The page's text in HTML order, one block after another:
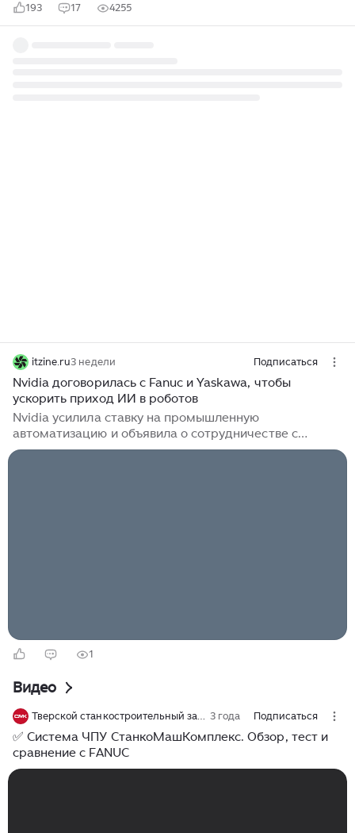
193 17 4255
itzine.ru3 недели Подписаться
Nvidia договорилась с Fanuc и Yaskawa, чтобы
ускорить приход ИИ в роботов
Nvidia усилила ставку на промышленную
автоматизацию и объявила о сотрудничестве с
японскими робототехническими компаниями,
1
Видео
Тверской станкостроительный завод - станки с ЧПУ 3 года Подписаться
✅ Система ЧПУ СтанкоМашКомплекс. Обзор, тест и
сравнение с FANUC